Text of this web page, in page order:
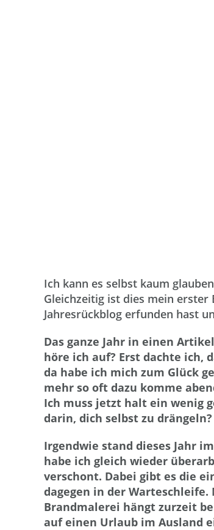
Ich kann es selbst kaum
Gleichzeitig ist dies mein
Jahresrückblog erfunden hast
Das ganze Jahr in einen
höre ich auf? Erst dachte ich,
da habe ich mich zum Glück
mehr so oft dazu komme
Ich muss jetzt halt ein wenig
darin, dich selbst zu drängeln?
Irgendwie stand dieses Jahr
habe ich gleich wieder
verschont. Dabei gibt es die
dagegen in der Warteschleife.
Brandmalerei hängt zurzeit
auf einen Urlaub im Ausland